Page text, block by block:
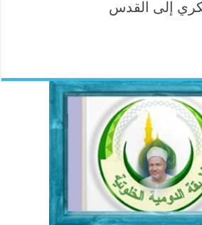
إلى القدس